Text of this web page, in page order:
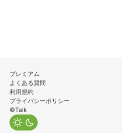
プレミアム
よくある質問
利用規約
プライバシーポリシー
©Talk